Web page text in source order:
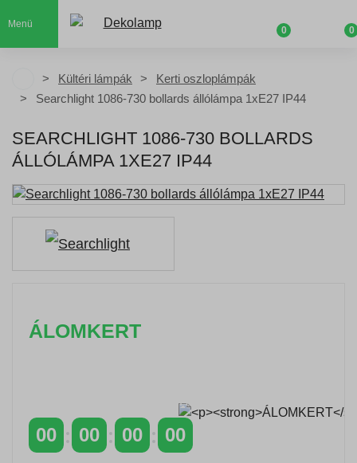
Menü
0 0
Kültéri lámpák
Kerti oszloplámpák
Searchlight 1086-730 bollards állólámpa 1xE27 IP44
SEARCHLIGHT 1086-730 BOLLARDS
ÁLLÓLÁMPA 1XE27 IP44
ÁLOMKERT
a következő kóddal: VIP20HU
00 00 00 00